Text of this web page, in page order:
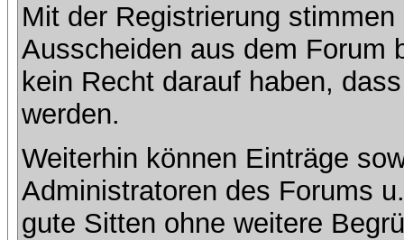
Mit der Registrierung
Ausscheiden aus dem Forum
kein Recht darauf haben,
werden.
Weiterhin können Einträge
Administratoren des Forums
gute Sitten ohne weitere